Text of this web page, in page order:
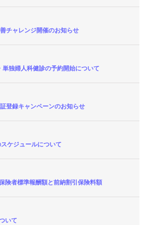
チャレンジ開催のお知らせ
独婦人科健診の予約開始について
登録キャンペーンのお知らせ
ケジュールについて
者標準報酬額と前納割引保険料額
いて